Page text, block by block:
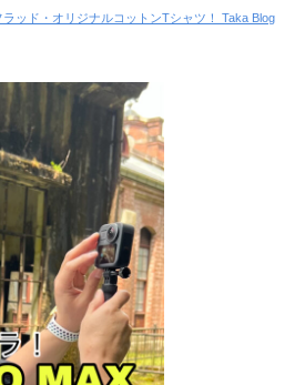
ッド・オリジナルコットンTシャツ！ Taka Blog